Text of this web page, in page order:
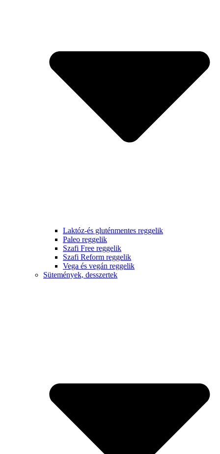
Laktóz-és gluténmentes reggelik
Paleo reggelik
Szafi Free reggelik
Szafi Reform reggelik
Vega és vegán reggelik
Sütemények, desszertek